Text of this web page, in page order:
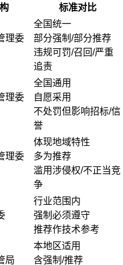
标准对比
理委
全国统一
部分强制/部分推荐
违规可罚/召回/严重
追责
理委
全国通用
自愿采用
不处罚但影响招标/信
誉
理委
体现地域特性
多为推荐
滥用涉侵权/不正当竞
争
行业范围内
强制必须遵守
推荐作技术参考
局
本地区适用
含强制/推荐